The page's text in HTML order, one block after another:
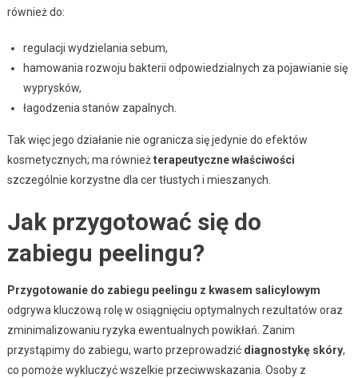
również do:
regulacji wydzielania sebum,
hamowania rozwoju bakterii odpowiedzialnych za pojawianie się
wyprysków,
łagodzenia stanów zapalnych.
Tak więc jego działanie nie ogranicza się jedynie do efektów
kosmetycznych; ma równieżterapeutyczne właściwości
szczególnie korzystne dla cer tłustych i mieszanych.
Jak przygotować się do
zabiegu peelingu?
Przygotowanie do zabiegu peelingu z kwasem salicylowym
odgrywa kluczową rolę w osiągnięciu optymalnych rezultatów oraz
zminimalizowaniu ryzyka ewentualnych powikłań. Zanim
przystąpimy do zabiegu, warto przeprowadzić diagnostykę skóry,
co pomoże wykluczyć wszelkie przeciwwskazania. Osoby z